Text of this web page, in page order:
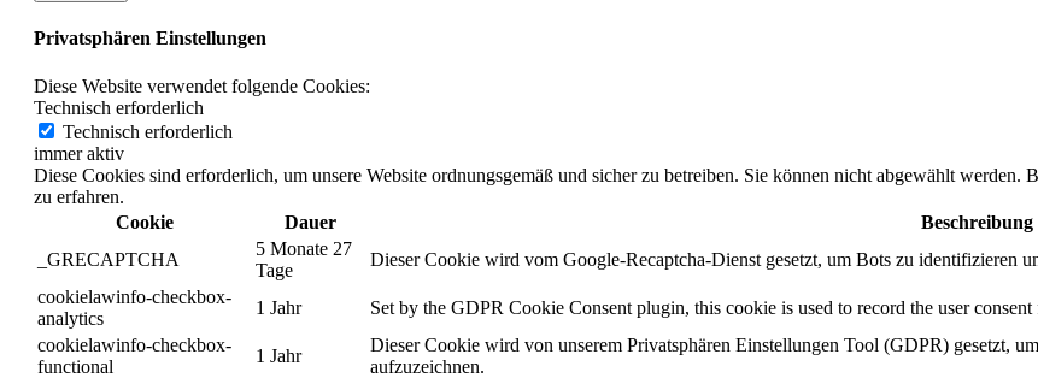
Privatsphären Einstellungen
Diese Website verwendet folgende Cookies:
Technisch erforderlich
Technisch erforderlich
immer aktiv
Diese Cookies sind erforderlich, um unsere Website ordnungsgemäß und sicher zu betreiben. Sie können nicht abgewählt werden.
zu erfahren.
Cookie
Dauer
Beschreibung
_GRECAPTCHA
5 Monate 27
Tage
Dieser Cookie wird vom Google-Recaptcha-Dienst gesetzt, um Bots zu identifizieren
cookielawinfo-checkbox-
analytics
1 Jahr
Set by the GDPR Cookie Consent plugin, this cookie is used to record the user
cookielawinfo-checkbox-
functional
1 Jahr
Dieser Cookie wird von unserem Privatsphären Einstellungen Tool (GDPR) gesetzt,
aufzuzeichnen.